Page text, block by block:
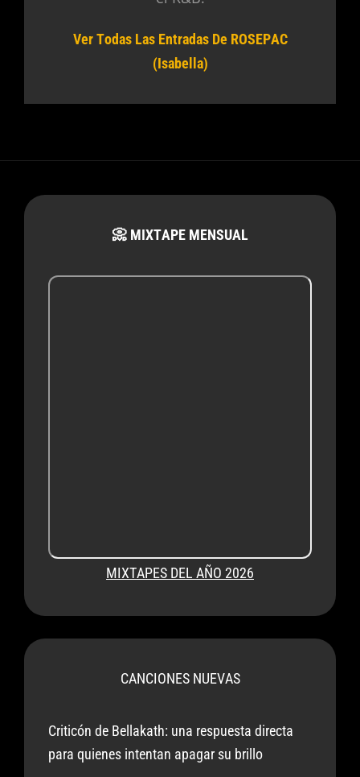
Ver Todas Las Entradas De ROSEPAC
(Isabella)
📀 MIXTAPE MENSUAL
MIXTAPES DEL AÑO 2026
CANCIONES NUEVAS
Criticón de Bellakath: una respuesta directa
para quienes intentan apagar su brillo